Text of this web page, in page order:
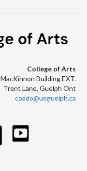
College of Arts
MacKinnon Building EXT.
Trent Lane, Guelph Ont
coado@uoguelph.ca